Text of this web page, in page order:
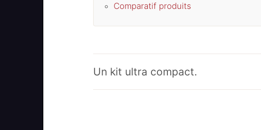
Comparatif produits
Un kit ultra compact.